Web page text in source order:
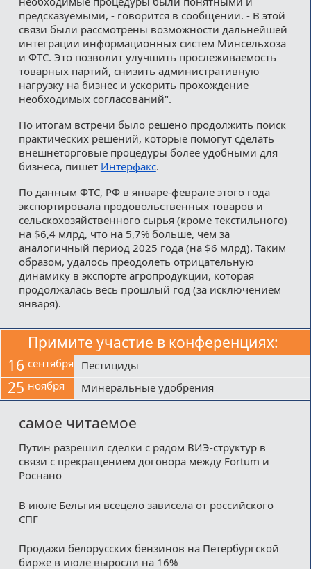
предсказуемыми, - говорится в сообщении. - В этой
связи были рассмотрены возможности дальнейшей
интеграции информационных систем Минсельхоза
и ФТС. Это позволит улучшить прослеживаемость
товарных партий, снизить административную
нагрузку на бизнес и ускорить прохождение
необходимых согласований".
По итогам встречи было решено продолжить поиск
практических решений, которые помогут сделать
внешнеторговые процедуры более удобными для
бизнеса, пишет Интерфакс.
По данным ФТС, РФ в январе-феврале этого года
экспортировала продовольственных товаров и
сельскохозяйственного сырья (кроме текстильного)
на $6,4 млрд, что на 5,7% больше, чем за
аналогичный период 2025 года (на $6 млрд). Таким
образом, удалось преодолеть отрицательную
динамику в экспорте агропродукции, которая
продолжалась весь прошлый год (за исключением
января).
Примите участие в конференциях:
16 сентября Пестициды
25 ноября Минеральные удобрения
самое читаемое
Путин разрешил сделки с рядом ВИЭ-структур в
связи с прекращением договора между Fortum и
Роснано
В июле Бельгия всецело зависела от российского
СПГ
Продажи белорусских бензинов на Петербургской
бирже в июле выросли на 16%